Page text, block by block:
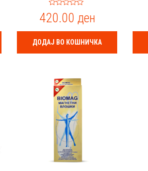
0
o
u
t
f
420.00 ден
ДОДАЈ ВО КОШНИЧКА